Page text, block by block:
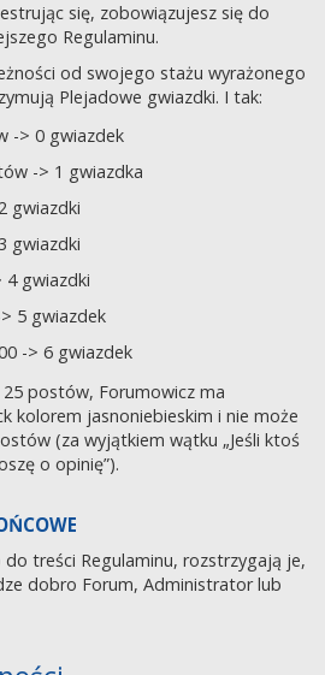
się, zobowiązujesz się do
Regulaminu.
od swojego stażu wyrażonego
Plejadowe gwiazdki. I tak:
-> 0 gwiazdek
-> 1 gwiazdka
gwiazdki
gwiazdki
4 gwiazdki
5 gwiazdek
-> 6 gwiazdek
postów, Forumowicz ma
kolorem jasnoniebieskim i nie może
(za wyjątkiem wątku „Jeśli ktoś
o opinię”).
treści Regulaminu, rozstrzygają je,
dobro Forum, Administrator lub